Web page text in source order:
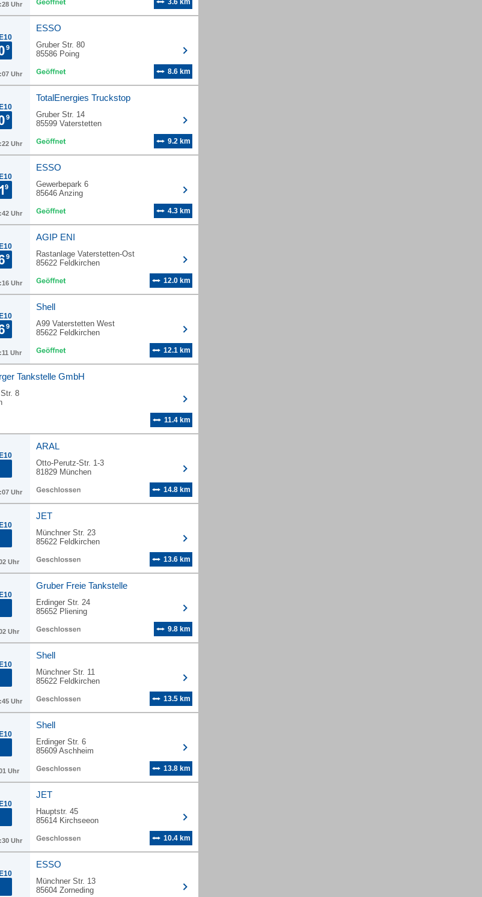
Uhr 3.6 km
Uhr
ESSO
Gruber Str. 80
85586 Poing
8.6 km
Uhr
TotalEnergies Truckstop
Gruber Str. 14
85599 Vaterstetten
9.2 km
Uhr
ESSO
Gewerbepark 6
85646 Anzing
4.3 km
Uhr
AGIP ENI
Rastanlage Vaterstetten-Ost
85622 Feldkirchen
12.0 km
Uhr
Shell
A99 Vaterstetten West
85622 Feldkirchen
12.1 km
Tankstelle GmbH
8
11.4 km
Uhr
ARAL
Otto-Perutz-Str. 1-3
81829 München
14.8 km
Uhr
JET
Münchner Str. 23
85622 Feldkirchen
13.6 km
Uhr
Gruber Freie Tankstelle
Erdinger Str. 24
85652 Pliening
9.8 km
Uhr
Shell
Münchner Str. 11
85622 Feldkirchen
13.5 km
Uhr
Shell
Erdinger Str. 6
85609 Aschheim
13.8 km
Uhr
JET
Hauptstr. 45
85614 Kirchseeon
10.4 km
ESSO
Münchner Str. 13
85604 Zorneding